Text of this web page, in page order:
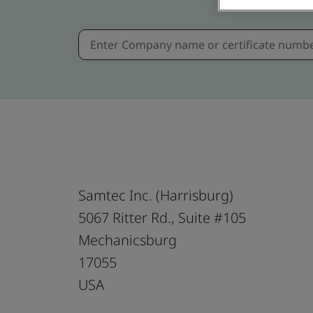
Samtec Inc. (Harrisburg)
5067 Ritter Rd., Suite #105
Mechanicsburg
17055
USA